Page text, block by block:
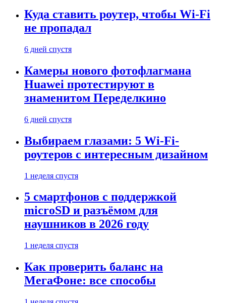
Куда ставить роутер, чтобы Wi-Fi
не пропадал
6 дней спустя
Камеры нового фотофлагмана
Huawei протестируют в
знаменитом Переделкино
6 дней спустя
Выбираем глазами: 5 Wi-Fi-
роутеров с интересным дизайном
1 неделя спустя
5 смартфонов с поддержкой
microSD и разъёмом для
наушников в 2026 году
1 неделя спустя
Как проверить баланс на
МегаФоне: все способы